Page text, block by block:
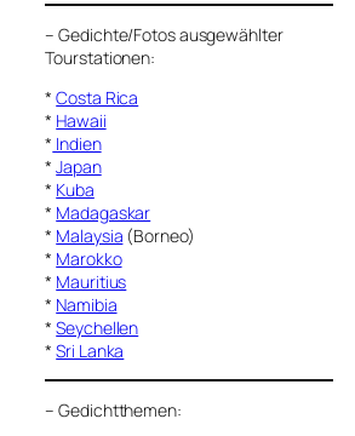
–Gedichte/Fotos ausgewählter
Tourstationen:
*Costa Rica
* Hawaii
* Indien
*Japan
* Kuba
* Madagaskar
* Malaysia (Borneo)
* Marokko
* Mauritius
* Namibia
*Seychellen
*Sri Lanka
–Gedichtthemen: